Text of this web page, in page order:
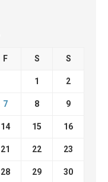
F S S
1 2
7 8 9
14 15 16
21 22 23
28 29 30